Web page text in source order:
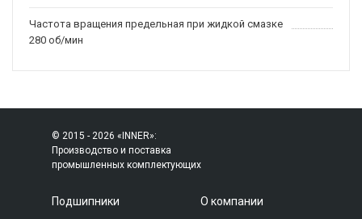
Частота вращения предельная при жидкой смазке
280 об/мин
© 2015 - 2026 «INNER»:
Производство и поставка
промышленных комплектующих
Подшипники
О компании